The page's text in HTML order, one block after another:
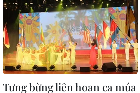
Tưng bừng liên hoan ca múa